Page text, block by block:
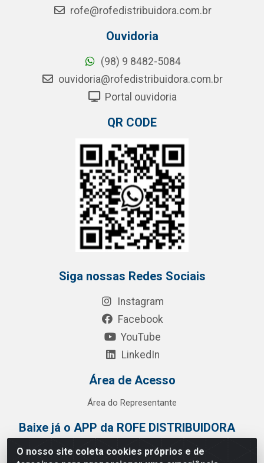
O nosso site coleta cookies próprios e de
rofe@rofedistribuidora.com.br
Ouvidoria
(98) 9 8482-5084
ouvidoria@rofedistribuidora.com.br
Portal ouvidoria
QR CODE
Siga nossas Redes Sociais
Instagram
Facebook
YouTube
LinkedIn
Área de Acesso
Área do Representante
Baixe já o APP da ROFE DISTRIBUIDORA